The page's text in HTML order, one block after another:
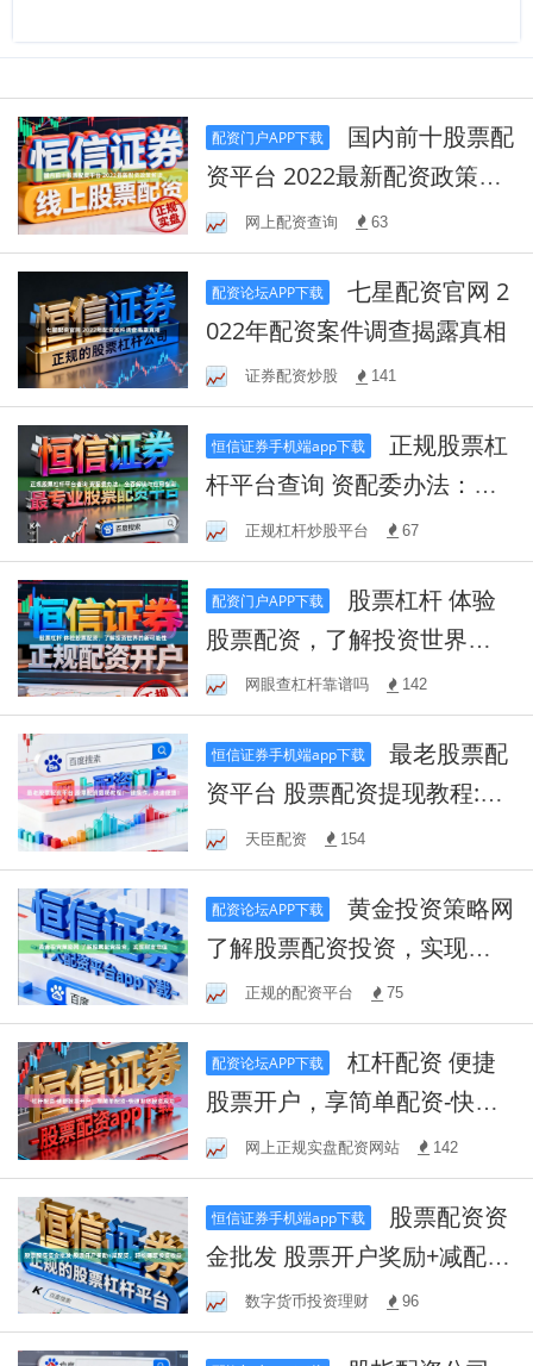
配资门户APP下载
资平台 2022最新配资政策解
读
网上配资查询 63
配资论坛APP下载
七星配资官网 2
022年配资案件调查揭露真相
证券配资炒股 141
恒信证券手机端app下载
杆平台查询 资配委办法：全
面解读与应用指南
正规杠杆炒股平台 67
配资门户APP下载
股票配资，了解投资世界的
新可能性
网眼查杠杆靠谱吗 142
恒信证券手机端app下载
最老股票配
资平台 股票配资提现教程:一
键操作，快速便捷！
天臣配资 154
配资论坛APP下载
黄金投资策略网
了解股票配资投资，实现财
富增值正规的配资平台 75
配资论坛APP下载
杠杆配资 便捷
股票开户，享简单配资-快速
助您投资成功
网上正规实盘配资网站 142
恒信证券手机端app下载
金批发 股票开户奖励+减配
资，轻松赚取投资收益
数字货币投资理财 96